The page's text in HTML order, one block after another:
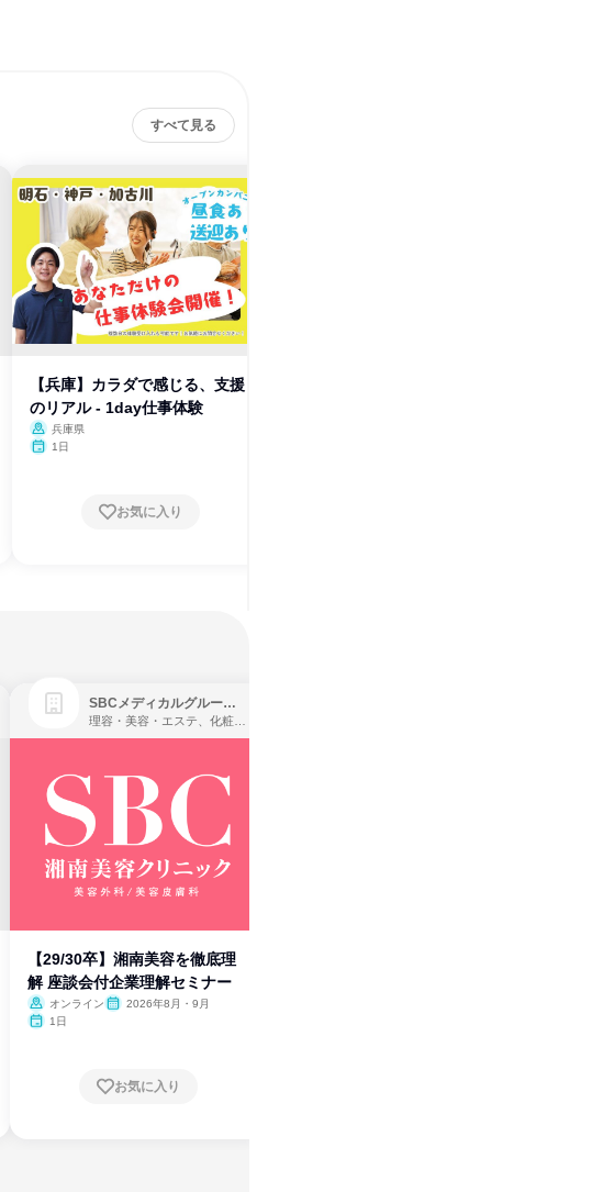
すべて見る
【兵庫】カラダで感じる、支援
のリアル - 1day仕事体験
兵庫県
1日
お気に入り
SBCメディカルグループ株式会社
理容・美容・エステ、化粧品・理美容用品小売、医療・病院
【29/30卒】湘南美容を徹底理
解 座談会付企業理解セミナー
オンライン
2026年8月・9月
1日
お気に入り